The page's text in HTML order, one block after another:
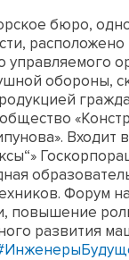
бюро,
расположено
обороны,
Входит
Форум
повышение
развития